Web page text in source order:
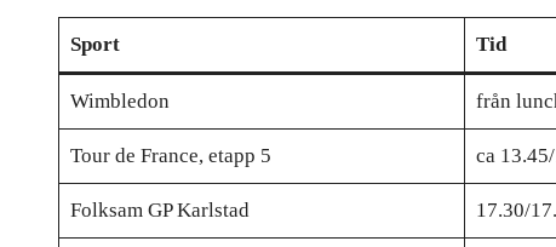
Sport Tid
Wimbledon från
Tour de France, etapp 5 ca
Folksam GP Karlstad 17.30/